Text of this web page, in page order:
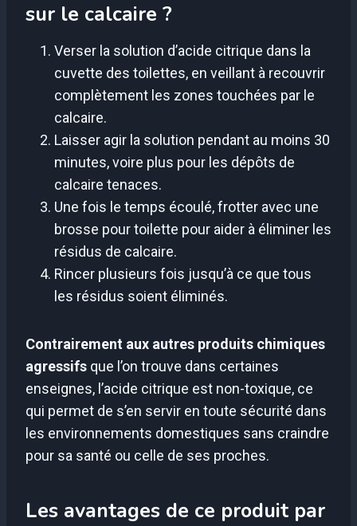
sur le calcaire ?
Verser la solution d’acide citrique dans la
cuvette des toilettes, en veillant à recouvrir
complètement les zones touchées par le
calcaire.
Laisser agir la solution pendant au moins 30
minutes, voire plus pour les dépôts de
calcaire tenaces.
Une fois le temps écoulé, frotter avec une
brosse pour toilette pour aider à éliminer les
résidus de calcaire.
Rincer plusieurs fois jusqu’à ce que tous
les résidus soient éliminés.
Contrairement aux autres produits chimiques
agressifs que l’on trouve dans certaines
enseignes, l’acide citrique est non-toxique, ce
qui permet de s’en servir en toute sécurité dans
les environnements domestiques sans craindre
pour sa santé ou celle de ses proches.
Les avantages de ce produit par